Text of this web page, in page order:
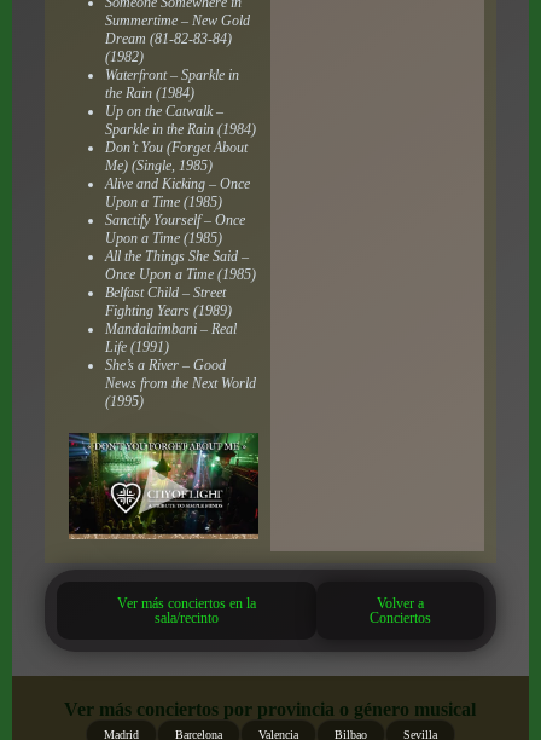
Summertime – New Gold
Dream (81-82-83-84)
(1982)
Waterfront – Sparkle in
the Rain (1984)
Up on the Catwalk –
Sparkle in the Rain (1984)
Don’t You (Forget About
Me) (Single, 1985)
Alive and Kicking – Once
Upon a Time (1985)
Sanctify Yourself – Once
Upon a Time (1985)
All the Things She Said –
Once Upon a Time (1985)
Belfast Child – Street
Fighting Years (1989)
Mandalaimbani – Real
Life (1991)
She’s a River – Good
News from the Next World
(1995)
Ver más conciertos en la
sala/recinto
Volver a
Conciertos
Ver más conciertos por provincia o género musical
Madrid Barcelona Valencia Bilbao Sevilla